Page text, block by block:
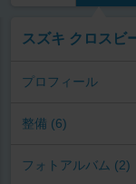
スズキ クロスビ
プロフィール
整備 (6)
フォトアルバム (2)